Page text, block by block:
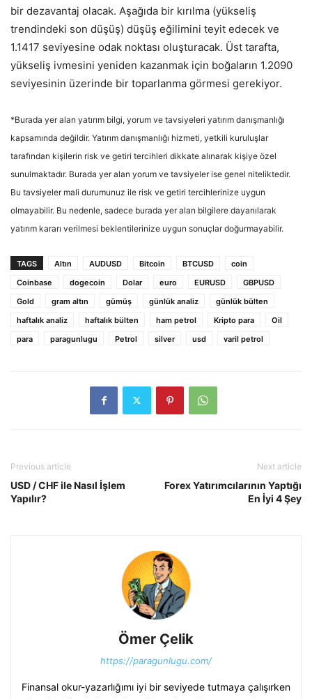
bir dezavantaj olacak. Aşağıda bir kırılma (yükseliş
trendindeki son düşüş) düşüş eğilimini teyit edecek ve
1.1417 seviyesine odak noktası oluşturacak. Üst tarafta,
yükseliş ivmesini yeniden kazanmak için boğaların 1.2090
seviyesinin üzerinde bir toparlanma görmesi gerekiyor.
*Burada yer alan yatırım bilgi, yorum ve tavsiyeleri yatırım danışmanlığı
kapsamında değildir. Yatırım danışmanlığı hizmeti, yetkili kuruluşlar
tarafından kişilerin risk ve getiri tercihleri dikkate alınarak kişiye özel
sunulmaktadır. Burada yer alan yorum ve tavsiyeler ise genel niteliktedir.
Bu tavsiyeler mali durumunuz ile risk ve getiri tercihlerinize uygun
olmayabilir. Bu nedenle, sadece burada yer alan bilgilere dayanılarak
yatırım kararı verilmesi beklentilerinize uygun sonuçlar doğurmayabilir.
TAGS Altın AUDUSD Bitcoin BTCUSD
coin
Coinbase
dogecoin Dolar euro EURUSD
GBPUSD
Gold
gram altın gümüş günlük analiz
günlük bülten
haftalık analiz
haftalık bülten ham petrol Kripto para
Oil
para
paragunlugu Petrol silver usd varil petrol
Previous article
USD / CHF ile Nasıl İşlem
Yapılır?
Next article
Forex Yatırımcılarının Yaptığı
En İyi 4 Şey
Ömer Çelik
https://paragunlugu.com/
Finansal okur-yazarlığımı iyi bir seviyede tutmaya çalışırken